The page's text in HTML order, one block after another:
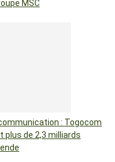
MSC
: Togocom
plus de 2,3 milliards